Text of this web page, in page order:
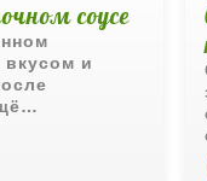
соусе
вкусом и
в качестве